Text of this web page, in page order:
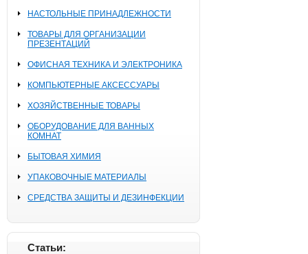
НАСТОЛЬНЫЕ ПРИНАДЛЕЖНОСТИ
ТОВАРЫ ДЛЯ ОРГАНИЗАЦИИ
ПРЕЗЕНТАЦИЙ
ОФИСНАЯ ТЕХНИКА И ЭЛЕКТРОНИКА
КОМПЬЮТЕРНЫЕ АКСЕССУАРЫ
ХОЗЯЙСТВЕННЫЕ ТОВАРЫ
ОБОРУДОВАНИЕ ДЛЯ ВАННЫХ
КОМНАТ
БЫТОВАЯ ХИМИЯ
УПАКОВОЧНЫЕ МАТЕРИАЛЫ
СРЕДСТВА ЗАЩИТЫ И ДЕЗИНФЕКЦИИ
Статьи: